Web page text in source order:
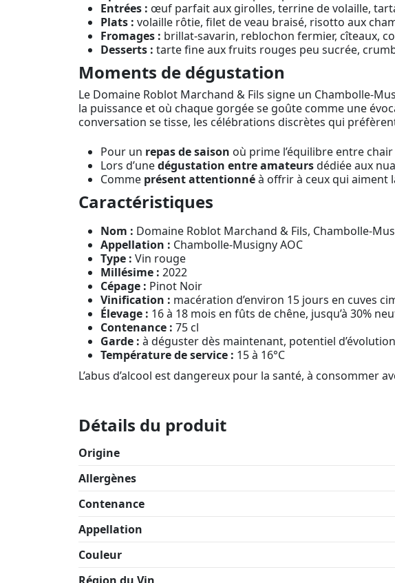
Entrées : œuf parfait aux girolles, terrine de volaille,
Plats : volaille rôtie, filet de veau braisé, risotto aux
Fromages : brillat-savarin, reblochon fermier, cîteaux,
Desserts : tarte fine aux fruits rouges peu sucrée,
Moments de dégustation
Le Domaine Roblot Marchand & Fils signe un Chambolle-
la puissance et où chaque gorgée se goûte comme une
conversation se tisse, les célébrations discrètes qui
Pour un repas de saison où prime l’équilibre entre
Lors d’unedégustation entre amateursdédiée aux
Comme présent attentionnéà offrir à ceux qui aiment
Caractéristiques
Nom : Domaine Roblot Marchand & Fils, Chambolle-
Appellation : Chambolle-Musigny AOC
Type : Vin rouge
Millésime : 2022
Cépage : Pinot Noir
Vinification : macération d’environ 15 jours en cuves
Élevage : 16 à 18 mois en fûts de chêne, jusqu’à 30%
Contenance : 75 cl
Garde : à déguster dès maintenant, potentiel
Température de service : 15 à 16°C
L’abus d’alcool est dangereux pour la santé, à consommer
Détails du produit
Origine
Allergènes
Contenance
Appellation
Couleur
Région du Vin